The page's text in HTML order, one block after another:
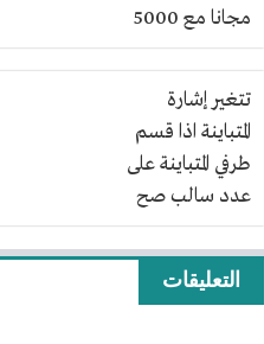
مجانا مع 5000
جوهرة برابط
تتغير إشارة
المتباينة اذا قسم
طرفي المتباينة على
عدد سالب صح
خطأ
التعليقات